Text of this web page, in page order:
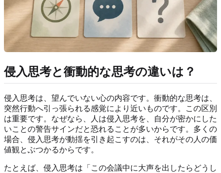
侵入思考と衝動的な思考の違いは？
侵入思考は、望んでいない心の内容です。衝動的な思考は、
突然行動へ引っ張られる感覚により近いものです。この区別
は重要です。なぜなら、人は侵入思考を、自分が密かにした
いことの警告サインだと恐れることが多いからです。多くの
場合、侵入思考が動揺を引き起こすのは、それがその人の価
値観とぶつかるからです。
たとえば、侵入思考は「この会議中に大声を出したらどうし